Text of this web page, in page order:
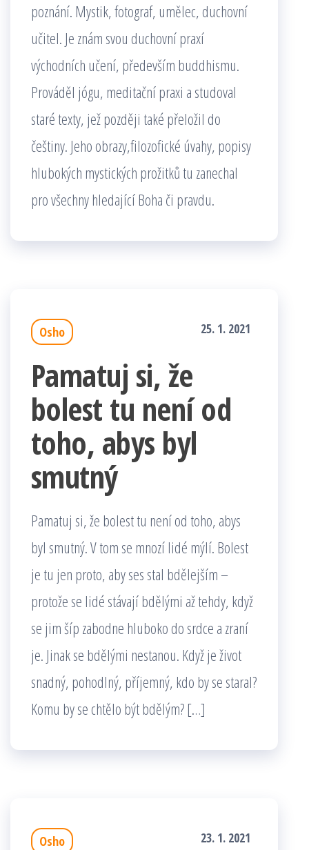
poznání. Mystik, fotograf, umělec, duchovní
učitel. Je znám svou duchovní praxí
východních učení, především buddhismu.
Prováděl jógu, meditační praxi a studoval
staré texty, jež později také přeložil do
češtiny. Jeho obrazy,filozofické úvahy, popisy
hlubokých mystických prožitků tu zanechal
pro všechny hledající Boha či pravdu.
Osho 25. 1. 2021
Pamatuj si, že
bolest tu není od
toho, abys byl
smutný
Pamatuj si, že bolest tu není od toho, abys
byl smutný. V tom se mnozí lidé mýlí. Bolest
je tu jen proto, aby ses stal bdělejším –
protože se lidé stávají bdělými až tehdy, když
se jim šíp zabodne hluboko do srdce a zraní
je. Jinak se bdělými nestanou. Když je život
snadný, pohodlný, příjemný, kdo by se staral?
Komu by se chtělo být bdělým? […]
Osho 23. 1. 2021